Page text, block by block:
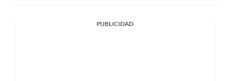
PUBLICIDAD